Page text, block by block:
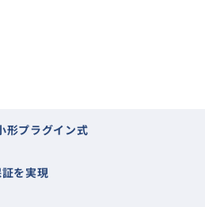
形プラグイン式
を実現